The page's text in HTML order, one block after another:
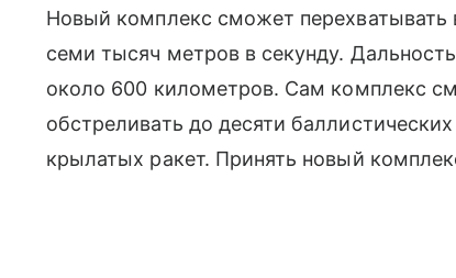
Новый комплекс сможет
семи тысяч метров в секунду.
около 600 километров. Сам комплекс
обстреливать до десяти
крылатых ракет. Принять новый